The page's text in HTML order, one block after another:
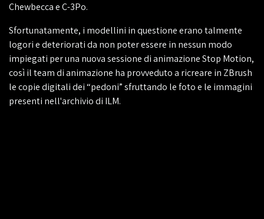
Chewbecca e C-3Po.
Sfortunatamente, i modellini in questione erano talmente
logori e deteriorati da non poter essere in nessun modo
impiegati per una nuova sessione di animazione Stop Motion,
così il team di animazione ha provveduto a ricreare in ZBrush
le copie digitali dei “pedoni” sfruttando le foto e le immagini
presenti nell'archivio di ILM.